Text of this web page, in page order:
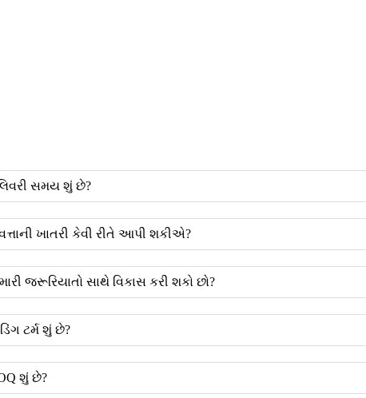
સમય શું છે?
ખાતરી કેવી રીતે આપી શકીએ?
જરૂરિયાતો સાથે વિકાસ કરી શકો છો?
ટર્મ શું છે?
શું છે?